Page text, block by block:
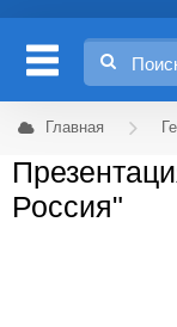
Главная
Россия"